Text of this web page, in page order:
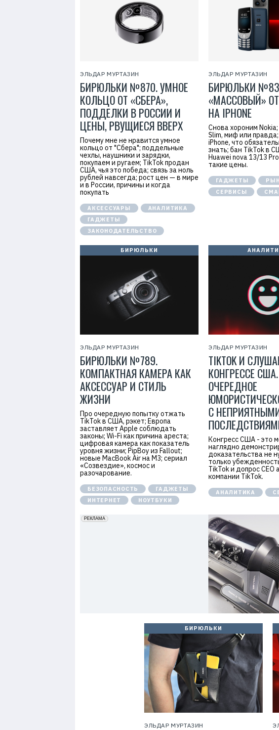
ЭЛЬДАР МУРТАЗИН
БИРЮЛЬКИ №870. УМНОЕ
КОЛЬЦО ОТ «СБЕРА»,
ПОДДЕЛКИ В РОССИИ И
ЦЕНЫ, РВУЩИЕСЯ ВВЕРХ
Почему мне не нравится умное
кольцо от "Сбера"; поддельные
чехлы, наушники и зарядки,
покупаем и ругаем; TikTok продан
США, чья это победа; связь за ноль
рублей навсегда; рост цен — в мире
и в России, причины и когда
покупать
АКСЕССУАРЫ
АНАЛИТИКА
ГАДЖЕТЫ
ЗАКОНОДАТЕЛЬСТВО
ЭЛЬДАР МУРТАЗИН
БИРЮЛЬКИ
«МАССОВЫЙ»
НА IPHONE
Снова хороним
Slim, миф или
iPhone, что
знать; бан TikTok в
Huawei nova 13/13
такие цены.
ГАДЖЕТЫ
СЕРВИСЫ
БИРЮЛЬКИ
ЭЛЬДАР МУРТАЗИН
БИРЮЛЬКИ №789.
КОМПАКТНАЯ КАМЕРА КАК
АКСЕССУАР И СТИЛЬ
ЖИЗНИ
Про очередную попытку отжать
TikTok в США, рэкет; Европа
заставляет Apple соблюдать
законы; Wi-Fi как причина ареста;
цифровая камера как показатель
уровня жизни; PipBoy из Fallout;
новые MacBook Air на M3; сериал
«Созвездие», космос и
разочарование.
БЕЗОПАСНОСТЬ
ГАДЖЕТЫ
ИНТЕРНЕТ
НОУТБУКИ
ЭЛЬДАР МУРТАЗИН
TIKTOK И
КОНГРЕССЕ США.
ОЧЕРЕДНОЕ
С
Конгресс США - это
наглядно
доказательства не
только
TikTok и допрос CEO
компании TikTok.
АНАЛИТИКА
БИРЮЛЬКИ
ЭЛЬДАР МУРТАЗИН
erid: 2VfnxxmNzs5
РЕКЛАМА